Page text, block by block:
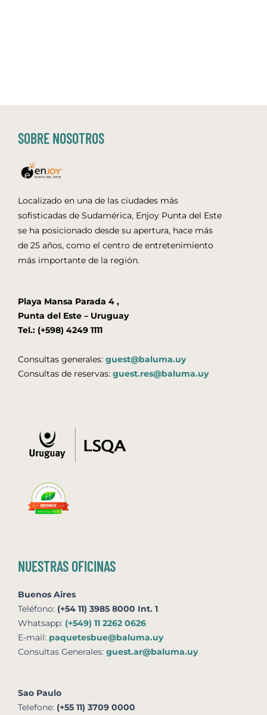
SOBRE NOSOTROS
Localizado en una de las ciudades más
sofisticadas de Sudamérica, Enjoy Punta del Este
se ha posicionado desde su apertura, hace más
de 25 años, como el centro de entretenimiento
más importante de la región.
Playa Mansa Parada 4 ,
Punta del Este – Uruguay
Tel.: (+598) 4249 1111
Consultas generales: guest@baluma.uy
Consultas de reservas: guest.res@baluma.uy
NUESTRAS OFICINAS
Buenos Aires
Teléfono: (+54 11) 3985 8000 Int. 1
Whatsapp: (+549) 11 2262 0626
E-mail: paquetesbue@baluma.uy
Consultas Generales: guest.ar@baluma.uy
Sao Paulo
Telefone: (+55 11) 3709 0000